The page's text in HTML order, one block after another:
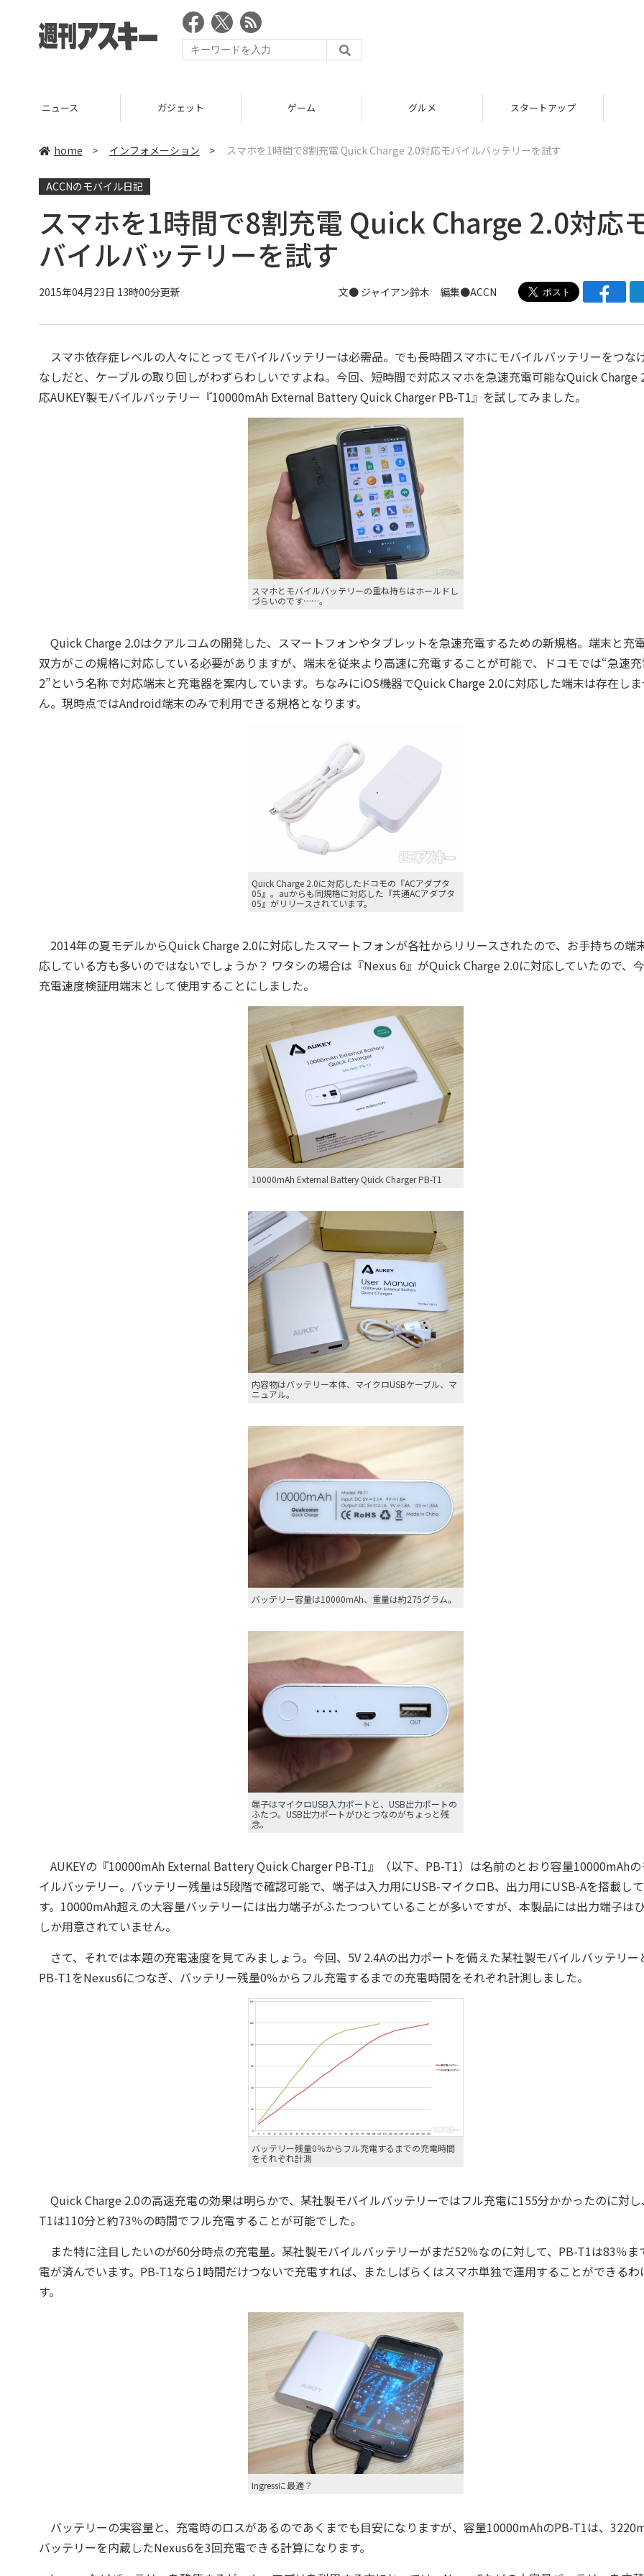
ニュース ガジェット ゲーム グルメ スタートアップ
home > インフォメーション > スマホを1時間で8割充電 Quick Charge 2.0対応モバイルバッテリーを試す
ACCNのモバイル日記
スマホを1時間で8割充電 Quick Charge 2.0対応
バイルバッテリーを試す
2015年04月23日 13時00分更新 文● ジャイアン鈴木 編集●ACCN
スマホ依存症レベルの人々にとってモバイルバッテリーは必需品。でも長時間スマホにモバイルバッテリーをつな
なしだと、ケーブルの取り回しがわずらわしいですよね。今回、短時間で対応スマホを急速充電可能なQuick Charge
応AUKEY製モバイルバッテリー『10000mAh External Battery Quick Charger PB-T1』を試してみました。
スマホとモバイルバッテリーの重ね持ちはホールドし
づらいのです……。
Quick Charge 2.0はクアルコムの開発した、スマートフォンやタブレットを急速充電するための新規格。端末と充
双方がこの規格に対応している必要がありますが、端末を従来より高速に充電することが可能で、ドコモでは“急速
2”という名称で対応端末と充電器を案内しています。ちなみにiOS機器でQuick Charge 2.0に対応した端末は存在し
ん。現時点ではAndroid端末のみで利用できる規格となります。
Quick Charge 2.0に対応したドコモの『ACアダプタ
05』。auからも同規格に対応した『共通ACアダプタ
05』がリリースされています。
2014年の夏モデルからQuick Charge 2.0に対応したスマートフォンが各社からリリースされたので、お手持ちの端
応している方も多いのではないでしょうか？ ワタシの場合は『Nexus 6』がQuick Charge 2.0に対応していたので、
充電速度検証用端末として使用することにしました。
10000mAh External Battery Quick Charger PB-T1
内容物はバッテリー本体、マイクロUSBケーブル、マ
ニュアル。
バッテリー容量は10000mAh、重量は約275グラム。
端子はマイクロUSB入力ポートと、USB出力ポートの
ふたつ。USB出力ポートがひとつなのがちょっと残
念。
AUKEYの『10000mAh External Battery Quick Charger PB-T1』（以下、PB-T1）は名前のとおり容量10000mAhの
イルバッテリー。バッテリー残量は5段階で確認可能で、端子は入力用にUSB-マイクロB、出力用にUSB-Aを搭載し
す。10000mAh超えの大容量バッテリーには出力端子がふたつついていることが多いですが、本製品には出力端子は
しか用意されていません。
さて、それでは本題の充電速度を見てみましょう。今回、5V 2.4Aの出力ポートを備えた某社製モバイルバッテリー
PB-T1をNexus6につなぎ、バッテリー残量0％からフル充電するまでの充電時間をそれぞれ計測しました。
バッテリー残量0％からフル充電するまでの充電時間
をそれぞれ計測
Quick Charge 2.0の高速充電の効果は明らかで、某社製モバイルバッテリーではフル充電に155分かかったのに対
T1は110分と約73％の時間でフル充電することが可能でした。
また特に注目したいのが60分時点の充電量。某社製モバイルバッテリーがまだ52％なのに対して、PB-T1は83％ま
電が済んでいます。PB-T1なら1時間だけつないで充電すれば、またしばらくはスマホ単独で運用することができるわ
す。
Ingressに最適？
バッテリーの実容量と、充電時のロスがあるのであくまでも目安になりますが、容量10000mAhのPB-T1は、
バッテリーを内蔵したNexus6を3回充電できる計算になります。